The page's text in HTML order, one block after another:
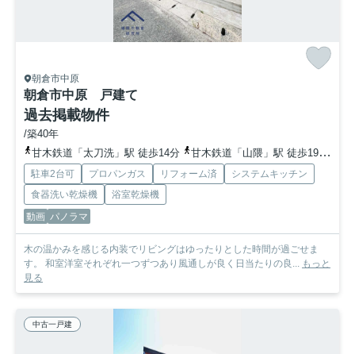
朝倉市中原
朝倉市中原 戸建て
過去掲載物件
/築40年
甘木鉄道「太刀洗」駅 徒歩14分
甘木鉄道「山隈」駅 徒歩19分
駐車2台可 プロパンガス リフォーム済
システムキッチン
食器洗い乾燥機
浴室乾燥機
動画 パノラマ
木の温かみを感じる内装でリビングはゆったりとした時間が過ごせま
す。 和室洋室それぞれ一つずつあり風通しが良く日当たりの良... もっと
見る
中古一戸建